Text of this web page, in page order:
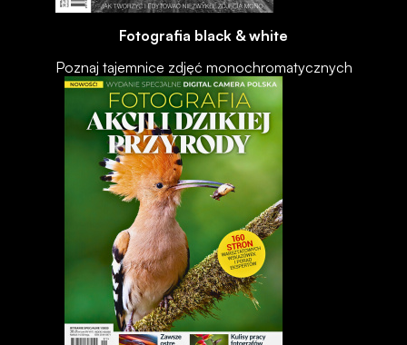
Fotografia black & white
Poznaj tajemnice zdjęć monochromatycznych